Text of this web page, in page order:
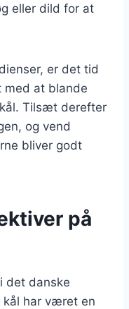
eller dild for at
er det tid
med at blande
Tilsæt derefter
og vend
bliver godt
på
det danske
kål har været en